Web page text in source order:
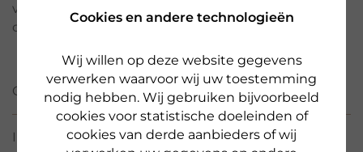
Cookies en andere technologieën
Wij willen op deze website gegevens
verwerken waarvoor wij uw toestemming
nodig hebben. Wij gebruiken bijvoorbeeld
cookies voor statistische doeleinden of
cookies van derde aanbieders of wij
van kinderen. Ampullen zijn na het openen voor
onmiddellijk gebruik bestemd.
GEBRUIK
INCIS/ WERKSTOFFEN